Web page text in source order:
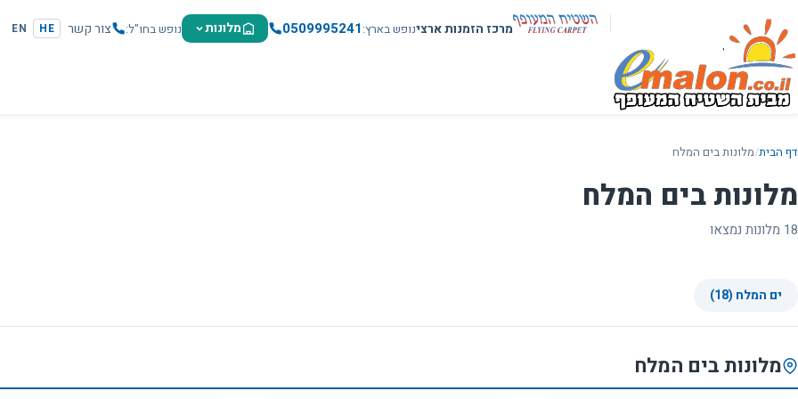
מרכז הזמנות ארצינופש בארץ 0509995241 מלונות נופש בחו"ל צור קשר HE
EN
דף הבית/מלונות בים המלח
מלונות בים המלח
18 מלונות נמצאו
ים המלח (18)
מלונות בים המלח